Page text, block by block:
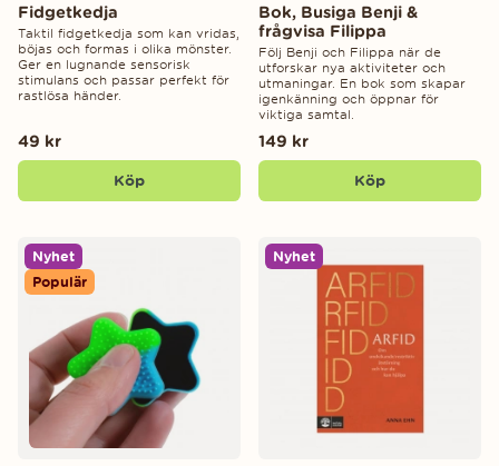
Fidgetkedja
Taktil fidgetkedja som kan vridas,
böjas och formas i olika mönster.
Ger en lugnande sensorisk
stimulans och passar perfekt för
rastlösa händer.
49 kr
Köp
Bok, Busiga Benji &
frågvisa Filippa
Följ Benji och Filippa när de
utforskar nya aktiviteter och
utmaningar. En bok som skapar
igenkänning och öppnar för
viktiga samtal.
149 kr
Köp
Nyhet
Populär
Nyhet